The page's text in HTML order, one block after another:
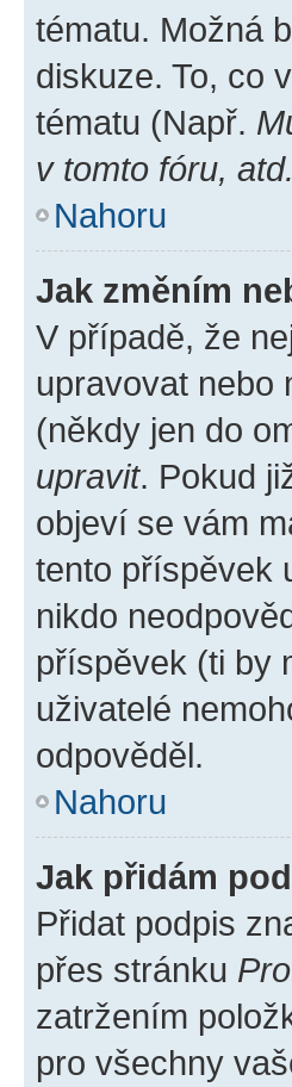
tématu. Možná
diskuze. To, co
tématu (Např.
v tomto fóru, atd.
Nahoru
Jak změním
V případě, že
upravovat nebo
(někdy jen do
upravit. Pokud
objeví se vám
tento příspěvek
nikdo
příspěvek (ti by
uživatelé
odpověděl.
Nahoru
Jak přidám
Přidat podpis
přes stránku
zatržením
pro všechny